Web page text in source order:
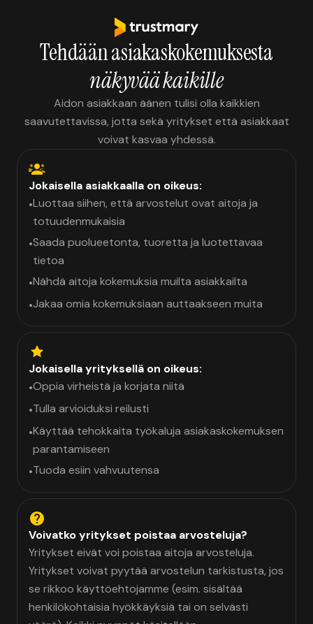
Tehdään asiakaskokemuksesta
näkyvää kaikille
Aidon asiakkaan äänen tulisi olla kaikkien
saavutettavissa, jotta sekä yritykset että asiakkaat
voivat kasvaa yhdessä.
Jokaisella asiakkaalla on oikeus:
•Luottaa siihen, että arvostelut ovat aitoja ja
totuudenmukaisia
•Saada puolueetonta, tuoretta ja luotettavaa
tietoa
•Nähdä aitoja kokemuksia muilta asiakkailta
•Jakaa omia kokemuksiaan auttaakseen muita
Jokaisella yrityksellä on oikeus:
•Oppia virheistä ja korjata niitä
•Tulla arvioiduksi reilusti
•Käyttää tehokkaita työkaluja asiakaskokemuksen
parantamiseen
•Tuoda esiin vahvuutensa
Voivatko yritykset poistaa arvosteluja?
Yritykset eivät voi poistaa aitoja arvosteluja.
Yritykset voivat pyytää arvostelun tarkistusta, jos
se rikkoo käyttöehtojamme (esim. sisältää
henkilökohtaisia hyökkäyksiä tai on selvästi